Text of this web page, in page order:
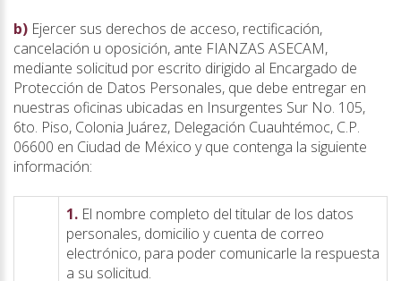
b) Ejercer sus derechos de acceso, rectificación,
cancelación u oposición, ante FIANZAS ASECAM,
mediante solicitud por escrito dirigido al Encargado de
Protección de Datos Personales, que debe entregar en
nuestras oficinas ubicadas en Insurgentes Sur No. 105,
6to. Piso, Colonia Juárez, Delegación Cuauhtémoc, C.P.
06600 en Ciudad de México y que contenga la siguiente
información:
1. El nombre completo del titular de los datos
personales, domicilio y cuenta de correo
electrónico, para poder comunicarle la respuesta
a su solicitud.